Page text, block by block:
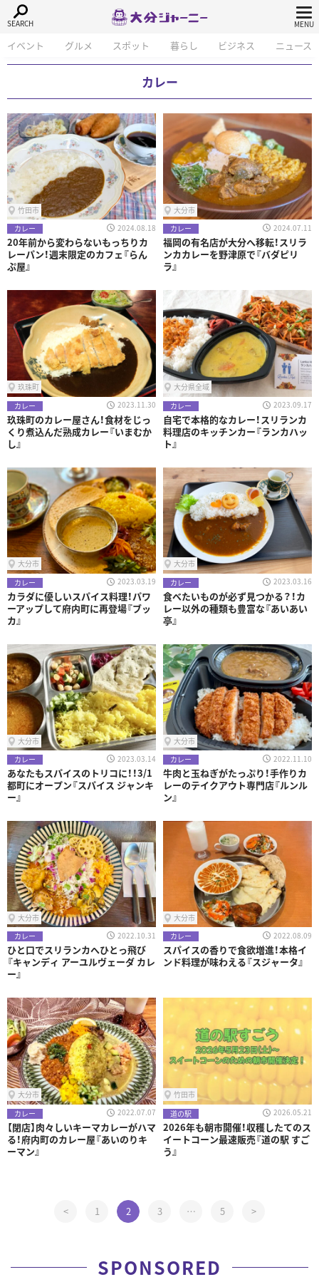
イベント グルメ スポット 暮らし ビジネス ニュース
カレー
竹田市
カレー
2024.08.18
20年前から変わらないもっちりカ
レーパン！週末限定のカフェ『らん
ぷ屋』
大分市
カレー
2024.07.11
福岡の有名店が大分へ移転！スリラ
ンカカレーを野津原で『バダピリ
ラ』
玖珠町
カレー
2023.11.30
玖珠町のカレー屋さん！食材をじっ
くり煮込んだ熟成カレー『いまむか
し』
大分県全域
カレー
2023.09.17
自宅で本格的なカレー！スリランカ
料理店のキッチンカー『ランカハッ
ト』
大分市
カレー
2023.03.19
カラダに優しいスパイス料理！パワ
ーアップして府内町に再登場『ブッ
カ』
大分市
カレー
2023.03.16
食べたいものが必ず見つかる？！カ
レー以外の種類も豊富な『あいあい
亭』
大分市
カレー
2023.03.14
あなたもスパイスのトリコに！！3/1
都町にオープン『スパイス ジャンキ
ー』
大分市
カレー
2022.11.10
牛肉と玉ねぎがたっぷり！手作りカ
レーのテイクアウト専門店『ルンル
ン』
大分市
カレー
2022.10.31
ひと口でスリランカへひとっ飛び
『キャンディ アーユルヴェーダ カレ
ー』
大分市
カレー
2022.08.09
スパイスの香りで食欲増進！本格イ
ンド料理が味わえる『スジャータ』
大分市
カレー
2022.07.07
【閉店】肉々しいキーマカレーがハマ
る！府内町のカレー屋『あいのりキ
ーマン』
竹田市
道の駅
2026.05.21
2026年も朝市開催！収穫したてのス
イートコーン最速販売『道の駅 すご
う』
< 1 2 3 … 5 >
SPONSORED